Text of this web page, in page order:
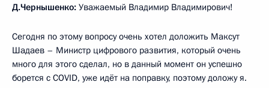
Д.Чернышенко: Уважаемый Владимир Владимирович!
Сегодня по этому вопросу очень хотел доложить Максут
Шадаев – Министр цифрового развития, который очень
много для этого сделал, но в данный момент он успешно
борется с COVID, уже идёт на поправку, поэтому доложу я.